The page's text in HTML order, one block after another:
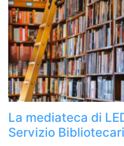
La mediateca di
Servizio